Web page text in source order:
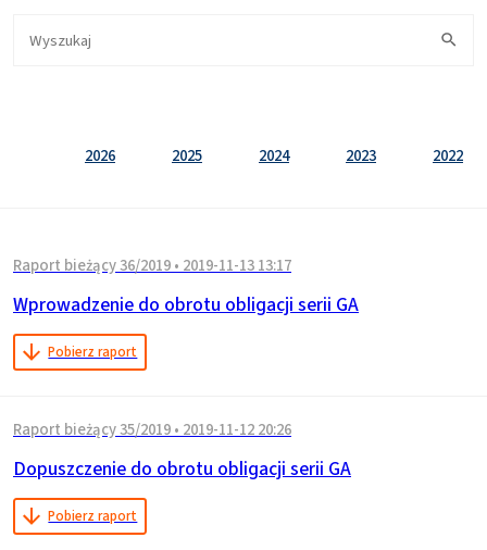
2026 2025 2024 2023 2022
Raport bieżący 36/2019 • 2019-11-13 13:17
Wprowadzenie do obrotu obligacji serii GA
Pobierz raport
Raport bieżący 35/2019 • 2019-11-12 20:26
Dopuszczenie do obrotu obligacji serii GA
Pobierz raport